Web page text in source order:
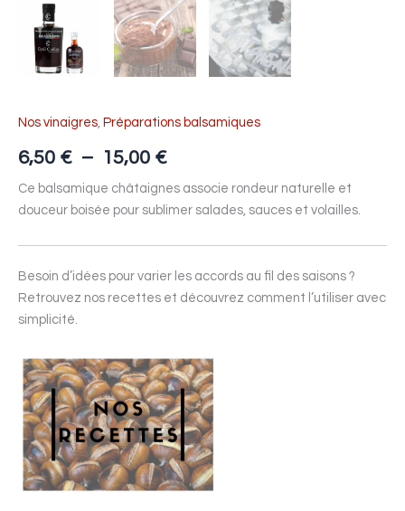
Nos vinaigres Préparations balsamiques
6,50 € – 15,00 €
Ce balsamique châtaignes associe rondeur naturelle et
douceur boisée pour sublimer salades, sauces et volailles.
Besoin d’idées pour varier les accords au fil des saisons ?
Retrouvez nos recettes et découvrez comment l’utiliser avec
simplicité.